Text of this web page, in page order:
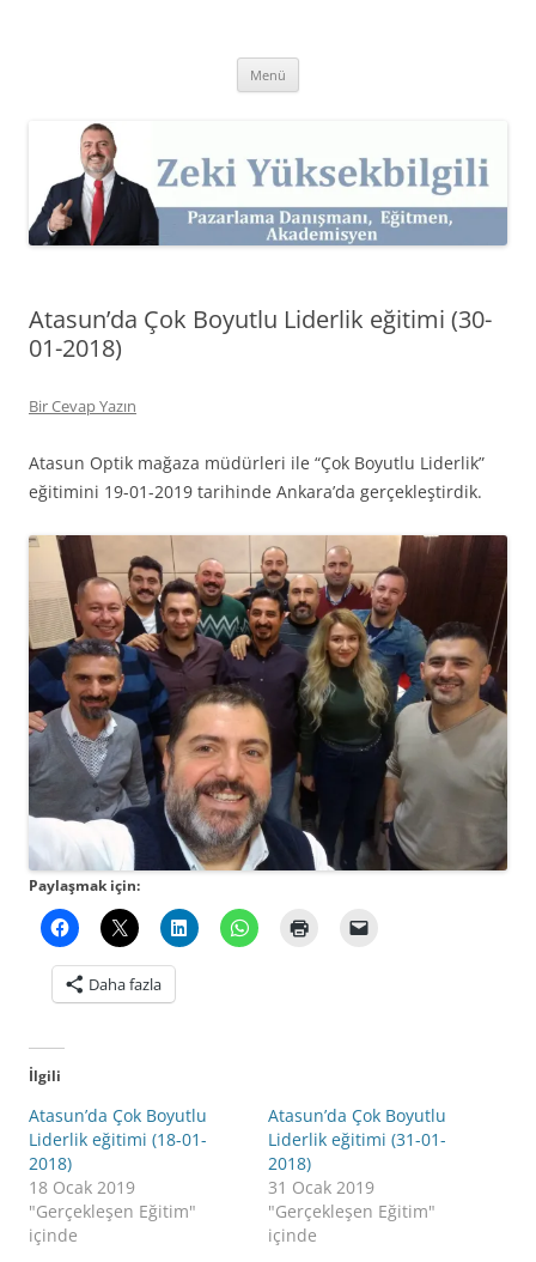
Kişisel Web Sitesi.
Menü
Atasun’da Çok Boyutlu Liderlik eğitimi (30-
01-2018)
Bir Cevap Yazın
Atasun Optik mağaza müdürleri ile “Çok Boyutlu Liderlik”
eğitimini 19-01-2019 tarihinde Ankara’da gerçekleştirdik.
Paylaşmak için:
Daha fazla
İlgili
Atasun’da Çok Boyutlu
Liderlik eğitimi (18-01-
2018)
18 Ocak 2019
"Gerçekleşen Eğitim"
içinde
Atasun’da Çok Boyutlu
Liderlik eğitimi (31-01-
2018)
31 Ocak 2019
"Gerçekleşen Eğitim"
içinde